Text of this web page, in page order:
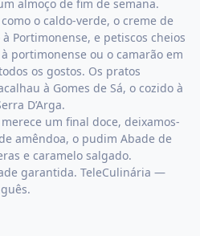
almoço de fim de semana.
o caldo-verde, o creme de
Portimonense, e petiscos cheios
portimonense ou o camarão em
os gostos. Os pratos
à Gomes de Sá, o cozido à
D’Arga.
um final doce, deixamos-
amêndoa, o pudim Abade de
e caramelo salgado.
garantida. TeleCulinária —